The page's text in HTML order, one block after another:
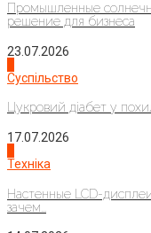
Промышленные
решение для бизнеса
23.07.2026
Суспільство
Цукровий діабет у
17.07.2026
Техніка
Настенные LCD-
зачем...